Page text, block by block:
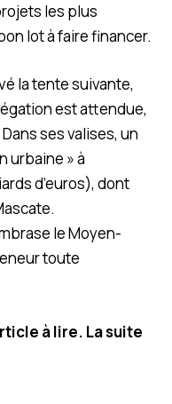
les plus
lot à faire financer.
la tente suivante,
est attendue,
ses valises, un
urbaine » à
d’euros), dont
le Moyen-
toute
à lire. La suite